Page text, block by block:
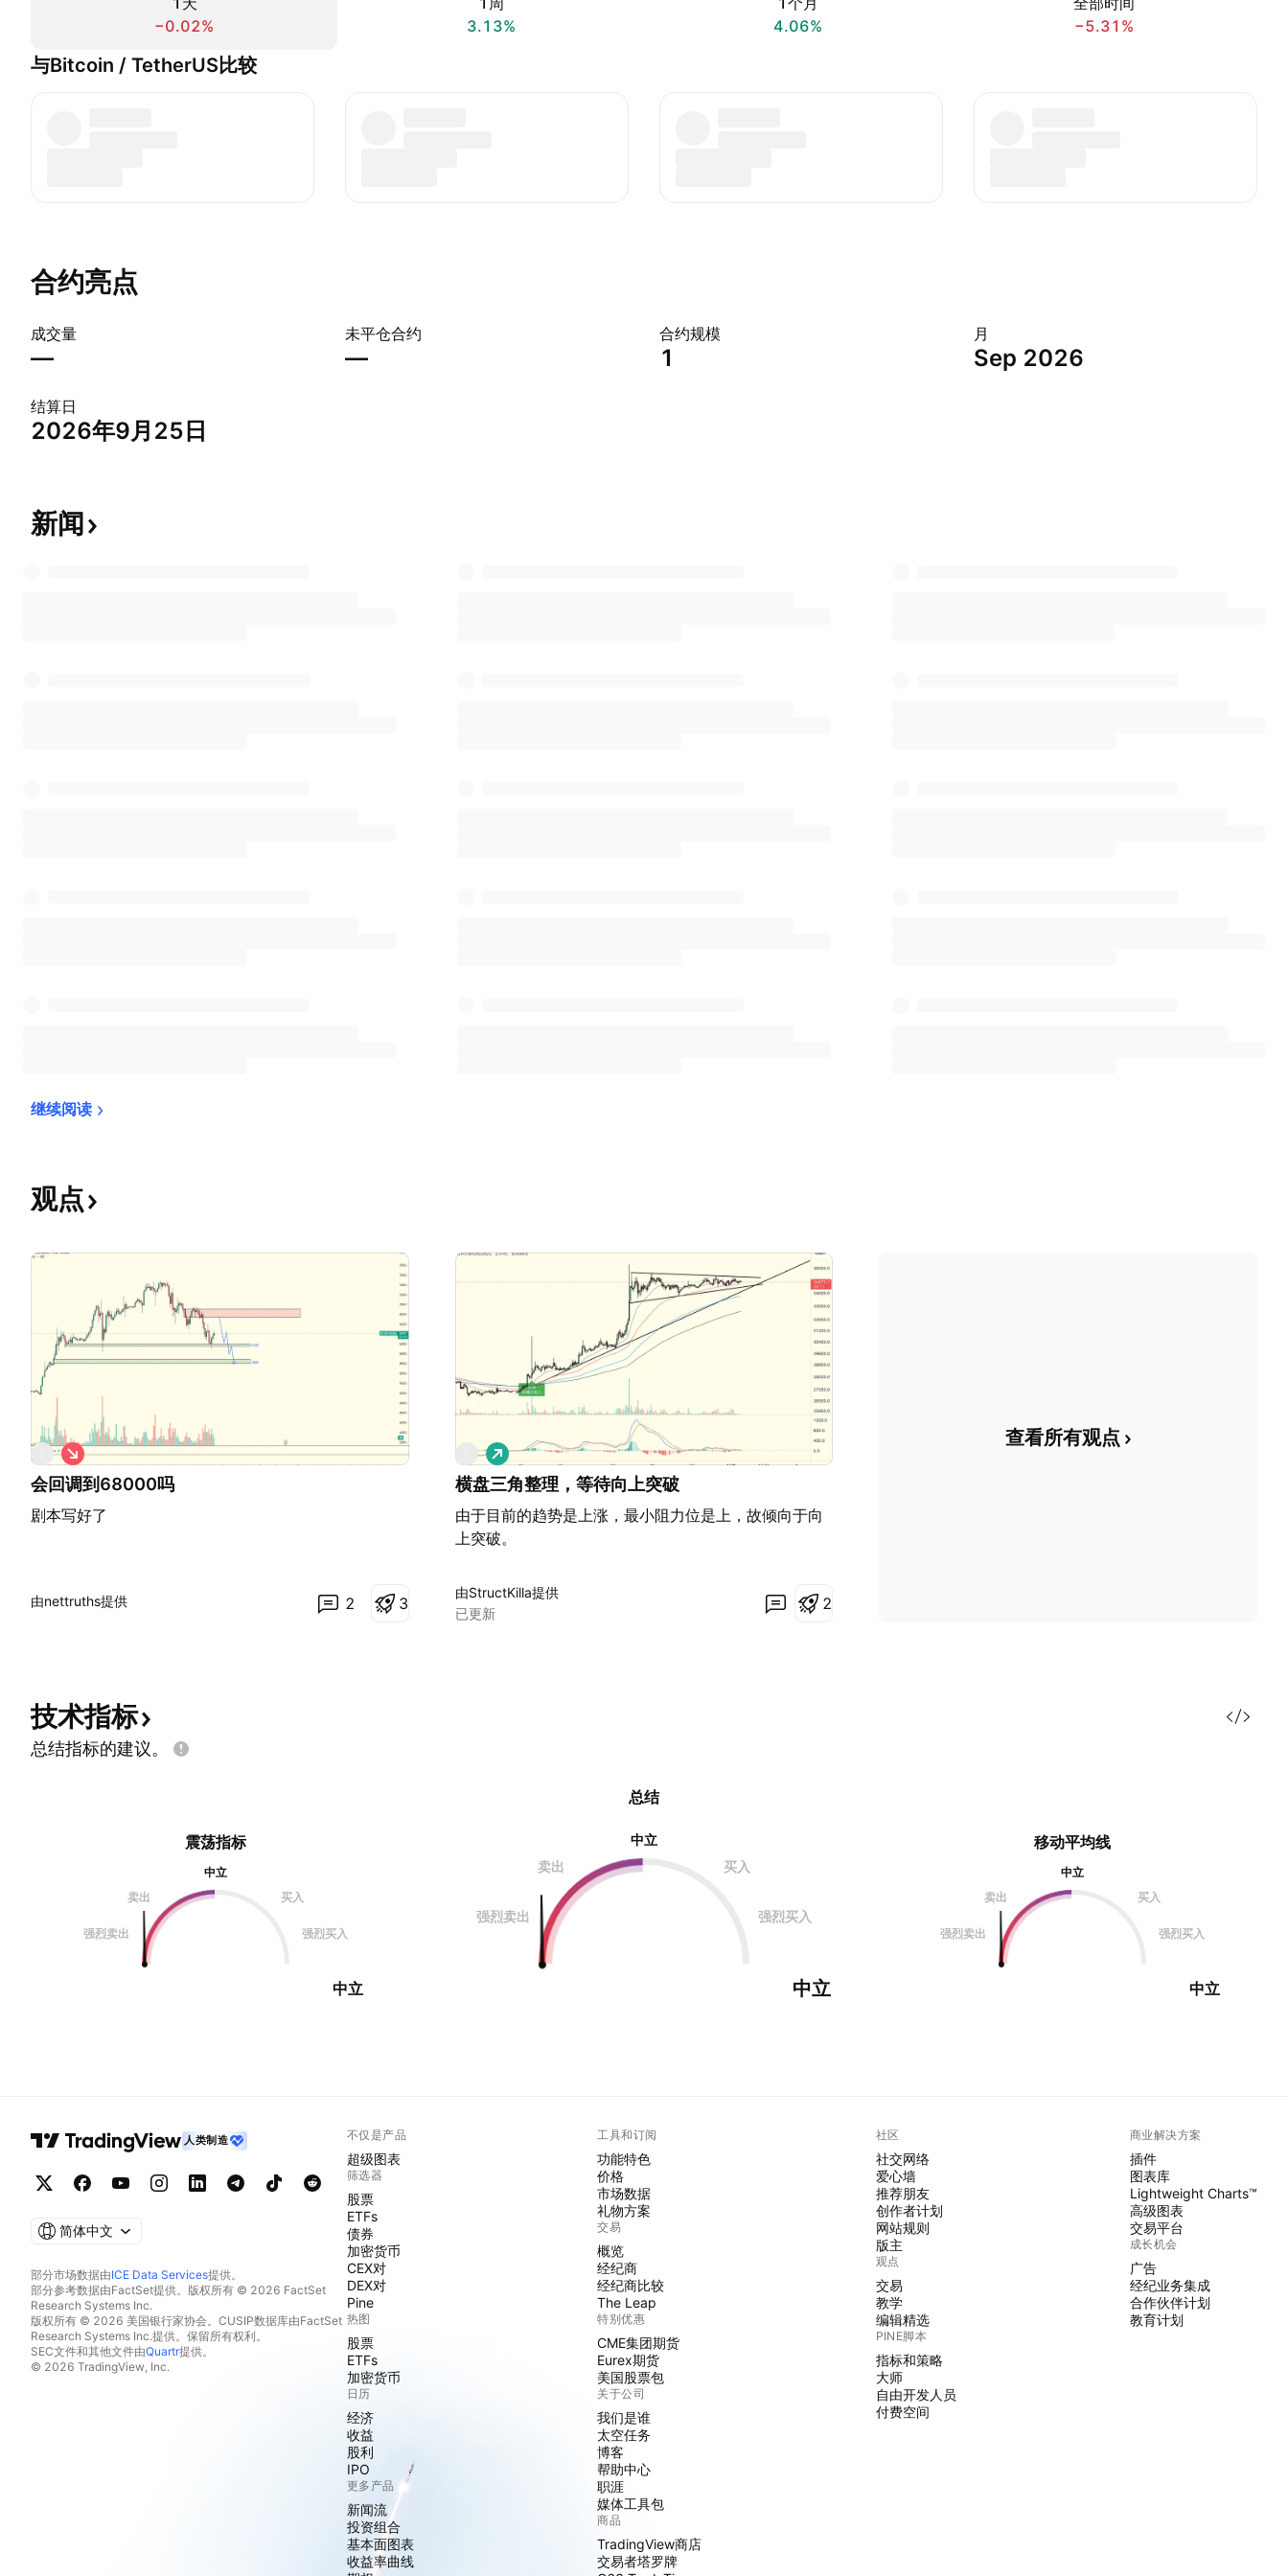
−0.02%
3.13%
4.06%
−5.31%
与Bitcoin / TetherUS比较
合约亮点
成交量
—
未平仓合约
—
合约规模
1
月
Sep 2026
结算日
2026年9月25日
新闻
继续阅读
观点
会回调到68000吗
剧本写好了
做
空
由nettruths提供 2 3
横盘三角整理，等待向上突破
由于目前的趋势是上涨，最小阻力位是上，故倾向于向
上突破。
做
多
由StructKilla提供
已更新
2
查看所有观点
技术指标
总结指标的建议。
震荡指标
中立
卖出
买入
强烈卖出 强烈买入
中立
总结
中立
卖出
买入
强烈卖出 强烈买入
中立
移动平均线
中立
卖出
买入
强烈卖出 强烈买入
中立
人类制造
简体中文
部分市场数据由ICE Data Services提供。
部分参考数据由FactSet提供。版权所有 © 2026 FactSet
Research Systems Inc.
版权所有 © 2026 美国银行家协会。CUSIP数据库由FactSet
Research Systems Inc.提供。保留所有权利。
SEC文件和其他文件由Quartr提供。
© 2026 TradingView, Inc.
不仅是产品
超级图表
筛选器
股票
ETFs
债券
加密货币
CEX对
DEX对
Pine
热图
股票
ETFs
加密货币
日历
经济
收益
股利
IPO
更多产品
新闻流
投资组合
基本面图表
收益率曲线
工具和订阅
功能特色
价格
市场数据
礼物方案
交易
概览
经纪商
经纪商比较
The Leap
特别优惠
CME集团期货
Eurex期货
美国股票包
关于公司
我们是谁
太空任务
博客
帮助中心
职涯
媒体工具包
商品
TradingView商店
交易者塔罗牌
社区
社交网络
爱心墙
推荐朋友
创作者计划
网站规则
版主
观点
交易
教学
编辑精选
PINE脚本
指标和策略
大师
自由开发人员
付费空间
商业解决方案
插件
图表库
Lightweight Charts™
高级图表
交易平台
成长机会
广告
经纪业务集成
合作伙伴计划
教育计划